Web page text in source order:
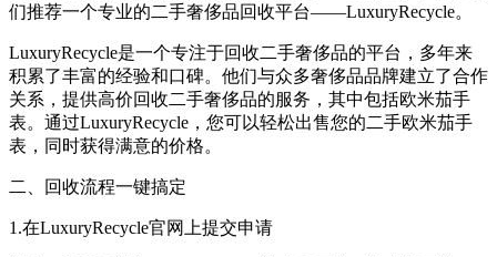
们推荐一个专业的二手奢侈品回收平台——LuxuryRecycle。
LuxuryRecycle是一个专注于回收二手奢侈品的平台，多年来
积累了丰富的经验和口碑。他们与众多奢侈品品牌建立了合作
关系，提供高价回收二手奢侈品的服务，其中包括欧米茄手
表。通过LuxuryRecycle，您可以轻松出售您的二手欧米茄手
表，同时获得满意的价格。
二、回收流程一键搞定
1.在LuxuryRecycle官网上提交申请